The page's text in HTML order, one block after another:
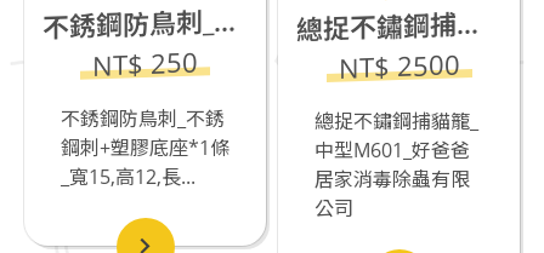
不銹鋼防鳥刺_不銹鋼刺+塑膠底座*1條_寬15,高12,長33.4cm
NT$ 250
不銹鋼防鳥刺_不銹
鋼刺+塑膠底座*1條
_寬15,高12,長...
總捉不鏽鋼捕貓籠_中型M601
NT$ 2500
總捉不鏽鋼捕貓籠_
中型M601_好爸爸
居家消毒除蟲有限
公司